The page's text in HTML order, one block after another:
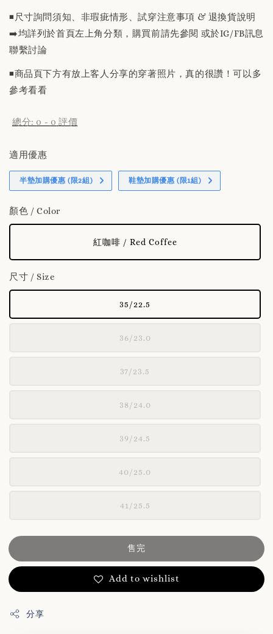
◾️尺寸詢問須知、非瑕疵情形、試穿注意事項 & 退換貨說明
➡️均詳列於首頁左上角分類，購買前請先參閱 或於IG/FB訊息
聯繫討論
◾️商品頁下方有放上客人分享的穿著照片，真的很讚！可以多
參考看看
總分: 0 - 0 評價
適用優惠
半墊加購優惠 (限2組) 鞋墊加購優惠 (限1組)
顏色 / Color
紅咖啡 / Red Coffee
尺寸 / Size
35/22.5
36/23.0
37/23.5
38/24.0
39/24.5
40/25.0
41/25.5
售完
Add to wishlist
分享